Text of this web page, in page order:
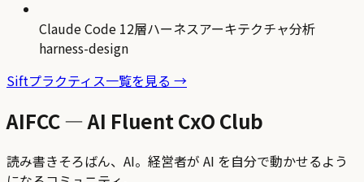
Claude Code 12層ハーネスアーキテクチャ分析
harness-design
Siftプラクティス一覧を見る →
AIFCC — AI Fluent CxO Club
読み書きそろばん、AI。経営者が AI を自分で動かせるよう